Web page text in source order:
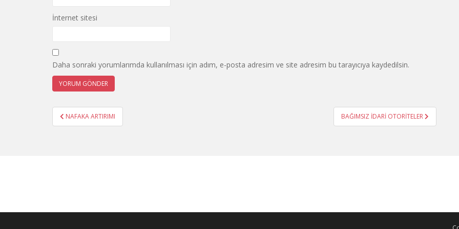
İnternet sitesi
Daha sonraki yorumlarımda kullanılması için adım, e-posta adresim ve site adresim bu tarayıcıya kaydedilsin.
Yazı
gezinmesi
NAFAKA ARTIRIMI BAĞIMSIZ İDARİ OTORİTELER